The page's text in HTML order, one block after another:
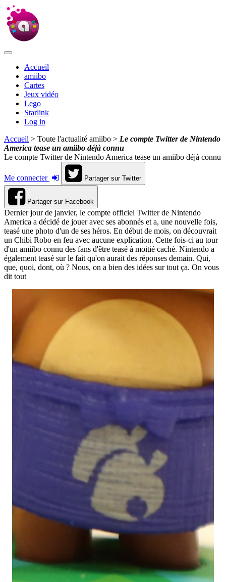
Accueil
amiibo
Cartes
Jeux vidéo
Lego
Starlink
Log in
Accueil > Toute l'actualité amiibo > Le compte Twitter de Nintendo
America tease un amiibo déjà connu
Le compte Twitter de Nintendo America tease un amiibo déjà connu
Me connecter Partager sur Twitter
Partager sur Facebook
Dernier jour de janvier, le compte officiel Twitter de Nintendo
America a décidé de jouer avec ses abonnés et a, une nouvelle fois,
teasé une photo d'un de ses héros. En début de mois, on découvrait
un Chibi Robo en feu avec aucune explication. Cette fois-ci au tour
d'un amiibo connu des fans d'être teasé à moitié caché. Nintendo a
également teasé sur le fait qu'on aurait des réponses demain. Qui,
que, quoi, dont, où ? Nous, on a bien des idées sur tout ça. On vous
dit tout